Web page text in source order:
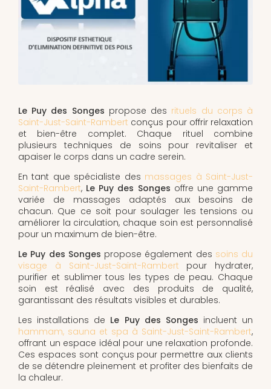
Le Puy des Songes propose des rituels du corps à
Saint-Just-Saint-Rambert conçus pour offrir relaxation
et bien-être complet. Chaque rituel combine
plusieurs techniques de soins pour revitaliser et
apaiser le corps dans un cadre serein.
En tant que spécialiste des massages à Saint-Just-
Saint-Rambert, Le Puy des Songes offre une gamme
variée de massages adaptés aux besoins de
chacun. Que ce soit pour soulager les tensions ou
améliorer la circulation, chaque soin est personnalisé
pour un maximum de bien-être.
Le Puy des Songes propose également des soins du
visage à Saint-Just-Saint-Rambert pour hydrater,
purifier et sublimer tous les types de peau. Chaque
soin est réalisé avec des produits de qualité,
garantissant des résultats visibles et durables.
Les installations de Le Puy des Songes incluent un
hammam, sauna et spa à Saint-Just-Saint-Rambert,
offrant un espace idéal pour une relaxation profonde.
Ces espaces sont conçus pour permettre aux clients
de se détendre pleinement et profiter des bienfaits de
la chaleur.